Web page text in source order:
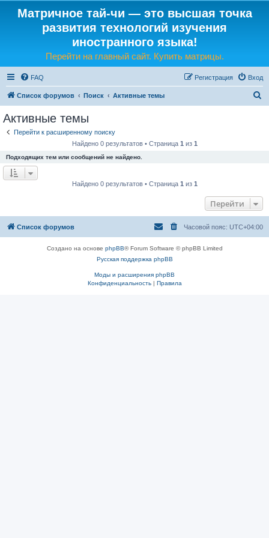
Матричное тай-чи — это высшая точка
развития технологий изучения
иностранного языка!
Перейти на главный сайт. Купить матрицы.
FAQ Вход
Регистрация
Список форумов Поиск Активные темы
Активные темы
Перейти к расширенному поиску
Найдено 0 результатов • Страница 1 из 1
Подходящих тем или сообщений не найдено.
Найдено 0 результатов • Страница 1 из 1
Перейти
Список форумов Часовой пояс: UTC+04:00
Создано на основе phpBB® Forum Software © phpBB Limited
Русская поддержка phpBB
Моды и расширения phpBB
Конфиденциальность| Правила